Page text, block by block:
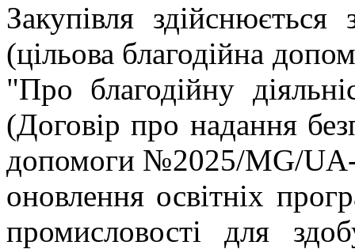
Закупівля
(цільова благодійна
"Про благодійну
(Договір про надання
допомоги №2025/MG/UA-
оновлення освітніх
промисловості для